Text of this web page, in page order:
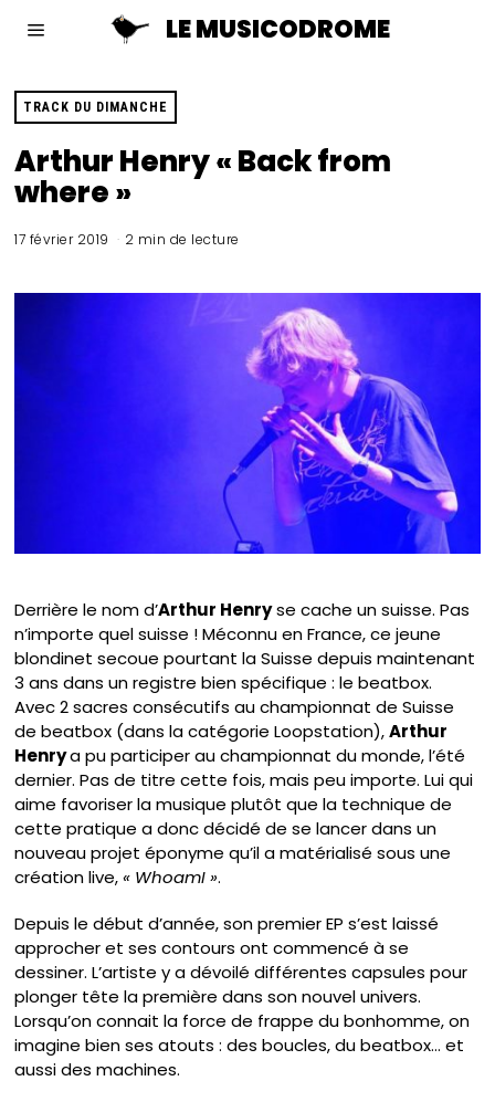
LE MUSICODROME
TRACK DU DIMANCHE
Arthur Henry « Back from
where »
17 février 2019 2 min de lecture
Derrière le nom d’Arthur Henryse cache un suisse. Pas
n’importe quel suisse ! Méconnu en France, ce jeune
blondinet secoue pourtant la Suisse depuis maintenant
3 ans dans un registre bien spécifique : le beatbox.
Avec 2 sacres consécutifs au championnat de Suisse
de beatbox (dans la catégorie Loopstation),Arthur
Henrya pu participer au championnat du monde, l’été
dernier. Pas de titre cette fois, mais peu importe. Lui qui
aime favoriser la musique plutôt que la technique de
cette pratique a donc décidé de se lancer dans un
nouveau projet éponyme qu’il a matérialisé sous une
création live,« WhoamI ».
Depuis le début d’année, son premier EP s’est laissé
approcher et ses contours ont commencé à se
dessiner. L’artiste y a dévoilé différentes capsules pour
plonger tête la première dans son nouvel univers.
Lorsqu’on connait la force de frappe du bonhomme, on
imagine bien ses atouts : des boucles, du beatbox… et
aussi des machines.